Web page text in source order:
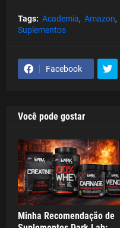
Tags: Academia Amazon
Suplementos
Facebook
Você pode gostar
Minha Recomendação de